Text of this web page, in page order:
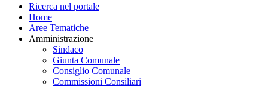
Ricerca nel portale
Home
Aree Tematiche
Amministrazione
Sindaco
Giunta Comunale
Consiglio Comunale
Commissioni Consiliari